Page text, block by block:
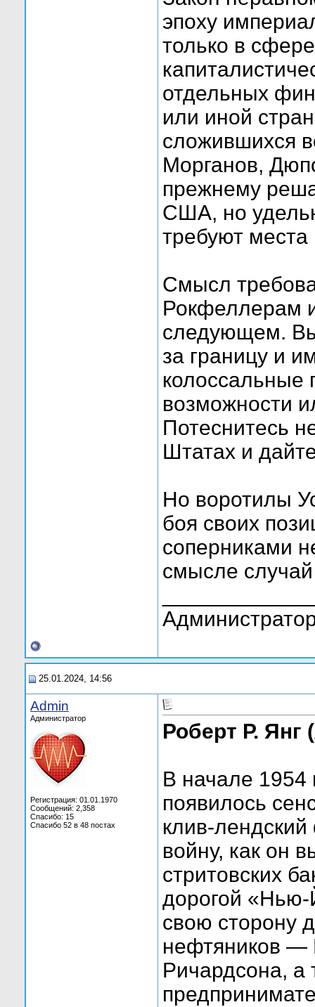
эпоху
только в
отдельных
или иной
сложившихся
Морганов,
прежнему
США, но
требуют
Смысл
Рокфеллерам
следующем.
за границу и
возможности
Потеснитесь
Штатах и
Но воротилы
боя своих
соперниками
смысле
25.01.2024, 14:56
Admin
Администратор
Регистрация: 01.01.1970
Сообщений: 2,358
Спасибо: 15
Спасибо 52 в 48 постах
Роберт Р.
В начале 1954
появилось
клив-
войну, как он
стритовских
дорогой «Нью-
свою сторону
нефтяников —
Ричардсона, а